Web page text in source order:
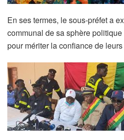
En ses termes, le sous-préfet a
communal de sa sphère politique
pour mériter la confiance de